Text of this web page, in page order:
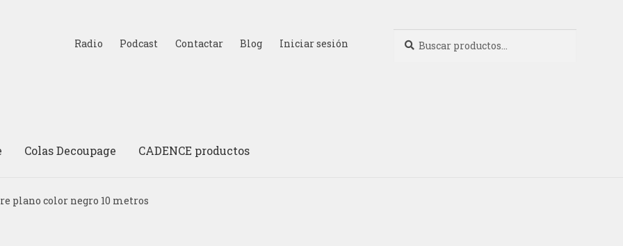
Radio Podcast Contactar Blog Iniciar sesión
por:
Colas Decoupage CADENCE productos
plano color negro 10 metros